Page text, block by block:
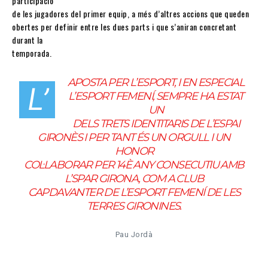
de les jugadores del primer equip, a més d’altres accions que queden
obertes per definir entre les dues parts i que s’aniran concretant
durant la
temporada.
L’
APOSTA PER L’ESPORT, I EN ESPECIAL
L’ESPORT FEMENÍ, SEMPRE HA ESTAT
UN
DELS TRETS IDENTITARIS DE L’ESPAI
GIRONÈS I PER TANT ÉS UN ORGULL I UN
HONOR
COL·LABORAR PER 14È ANY CONSECUTIU AMB
L’SPAR GIRONA, COM A CLUB
CAPDAVANTER DE L’ESPORT FEMENÍ DE LES
TERRES GIRONINES.
Pau Jordà